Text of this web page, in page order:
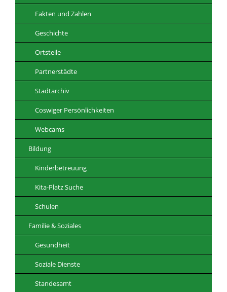
Fakten und Zahlen
Geschichte
Ortsteile
Partnerstädte
Stadtarchiv
Coswiger Persönlichkeiten
Webcams
Bildung
Kinderbetreuung
Kita-Platz Suche
Schulen
Familie & Soziales
Gesundheit
Soziale Dienste
Standesamt